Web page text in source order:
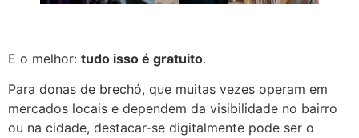
E o melhor: tudo isso é gratuito.
Para donas de brechó, que muitas vezes operam em
mercados locais e dependem da visibilidade no bairro
ou na cidade, destacar-se digitalmente pode ser o